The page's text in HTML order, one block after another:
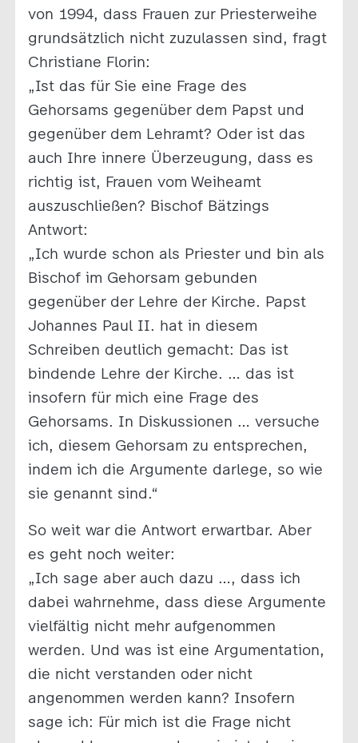
von 1994, dass Frauen zur Priesterweihe
grundsätzlich nicht zuzulassen sind, fragt
Christiane Florin:
„Ist das für Sie eine Frage des
Gehorsams gegenüber dem Papst und
gegenüber dem Lehramt? Oder ist das
auch Ihre innere Überzeugung, dass es
richtig ist, Frauen vom Weiheamt
auszuschließen? Bischof Bätzings
Antwort:
„Ich wurde schon als Priester und bin als
Bischof im Gehorsam gebunden
gegenüber der Lehre der Kirche. Papst
Johannes Paul II. hat in diesem
Schreiben deutlich gemacht: Das ist
bindende Lehre der Kirche. … das ist
insofern für mich eine Frage des
Gehorsams. In Diskussionen … versuche
ich, diesem Gehorsam zu entsprechen,
indem ich die Argumente darlege, so wie
sie genannt sind.“
So weit war die Antwort erwartbar. Aber
es geht noch weiter:
„Ich sage aber auch dazu …, dass ich
dabei wahrnehme, dass diese Argumente
vielfältig nicht mehr aufgenommen
werden. Und was ist eine Argumentation,
die nicht verstanden oder nicht
angenommen werden kann? Insofern
sage ich: Für mich ist die Frage nicht